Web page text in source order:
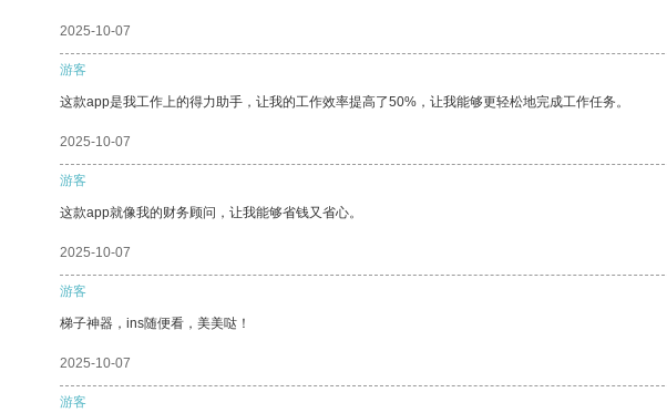
2025-10-07
游客
这款app是我工作上的得力助手，让我的工作效率提高了50%，让我能够更轻松地完成工作任务。
2025-10-07
游客
这款app就像我的财务顾问，让我能够省钱又省心。
2025-10-07
游客
梯子神器，ins随便看，美美哒！
2025-10-07
游客